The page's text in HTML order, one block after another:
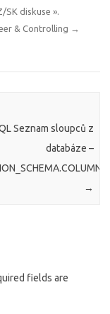
SK diskuse ».
& Controlling →
Seznam sloupců z
databáze –
→
fields are